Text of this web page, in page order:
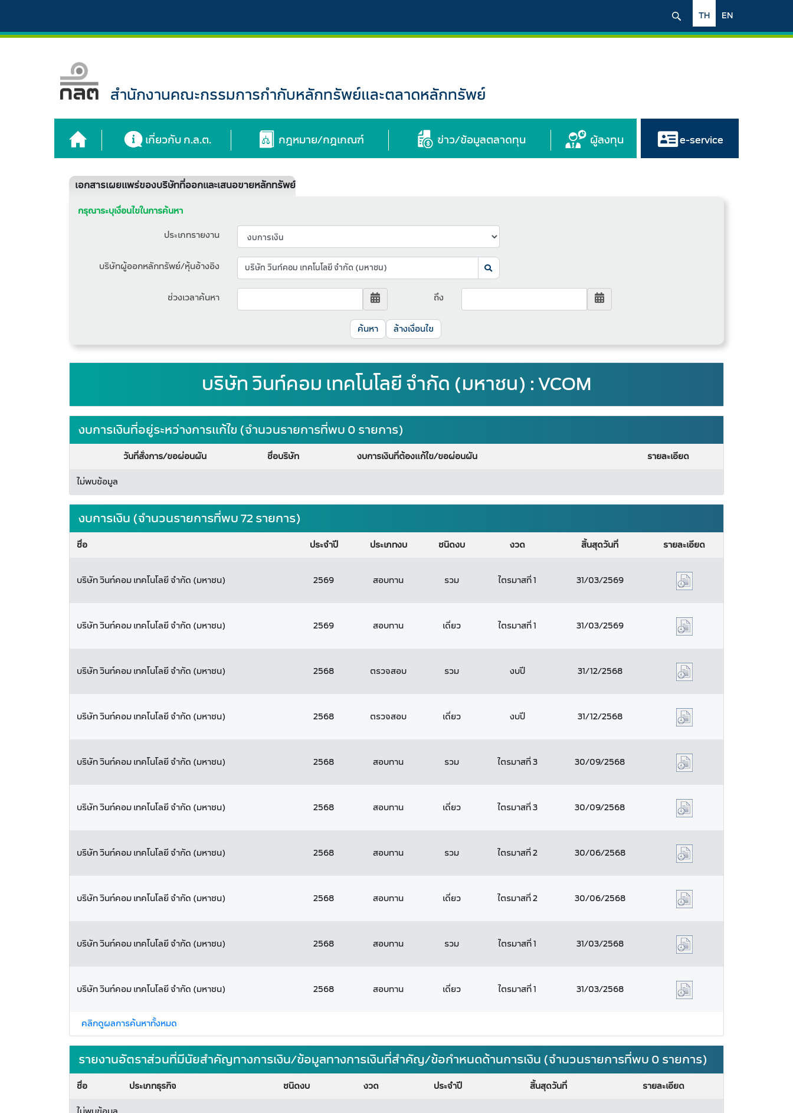
EN
TH
สำนักงานคณะกรรมการกำกับหลักทรัพย์และตลาดหลักทรัพย์
เกี่ยวกับ ก.ล.ต. กฎหมาย/กฎเกณฑ์ ข่าว/ข้อมูลตลาดทุน ผู้ลงทุน e-service
เอกสารเผยแพร่ของบริษัทที่ออกและเสนอขายหลักทรัพย์
กรุณาระบุเงื่อนไขในการค้นหา
ประเภทรายงาน
บริษัทผู้ออกหลักทรัพย์/หุ้นอ้างอิง
ช่วงเวลาค้นหา ถึง
ล้างเงื่อนไข
บริษัท วินท์คอม เทคโนโลยี จำกัด (มหาชน) : VCOM
งบการเงินที่อยู่ระหว่างการแก้ไข (จำนวนรายการที่พบ 0 รายการ)
วันที่สั่งการ/ขอผ่อนผัน ชื่อบริษัท งบการเงินที่ต้องแก้ไข/ขอผ่อนผัน
รายละเอียด
ไม่พบข้อมูล
งบการเงิน (จำนวนรายการที่พบ 72 รายการ)
ชื่อ ประจำปี ประเภทงบ ชนิดงบ งวด สิ้นสุดวันที่ รายละเอียด
บริษัท วินท์คอม เทคโนโลยี จำกัด (มหาชน) 2569 สอบทาน รวม ไตรมาสที่ 1 31/03/2569
บริษัท วินท์คอม เทคโนโลยี จำกัด (มหาชน) 2569 สอบทาน เดี่ยว ไตรมาสที่ 1 31/03/2569
บริษัท วินท์คอม เทคโนโลยี จำกัด (มหาชน) 2568 ตรวจสอบ รวม งบปี 31/12/2568
บริษัท วินท์คอม เทคโนโลยี จำกัด (มหาชน) 2568 ตรวจสอบ เดี่ยว งบปี 31/12/2568
บริษัท วินท์คอม เทคโนโลยี จำกัด (มหาชน) 2568 สอบทาน รวม ไตรมาสที่ 3 30/09/2568
บริษัท วินท์คอม เทคโนโลยี จำกัด (มหาชน) 2568 สอบทาน เดี่ยว ไตรมาสที่ 3 30/09/2568
บริษัท วินท์คอม เทคโนโลยี จำกัด (มหาชน) 2568 สอบทาน รวม ไตรมาสที่ 2 30/06/2568
บริษัท วินท์คอม เทคโนโลยี จำกัด (มหาชน) 2568 สอบทาน เดี่ยว ไตรมาสที่ 2 30/06/2568
บริษัท วินท์คอม เทคโนโลยี จำกัด (มหาชน) 2568 สอบทาน รวม ไตรมาสที่ 1 31/03/2568
บริษัท วินท์คอม เทคโนโลยี จำกัด (มหาชน) 2568 สอบทาน เดี่ยว ไตรมาสที่ 1 31/03/2568
คลิกดูผลการค้นหาทั้งหมด
รายงานอัตราส่วนที่มีนัยสำคัญทางการเงิน/ข้อมูลทางการเงินที่สำคัญ/ข้อกำหนดด้านการเงิน (จำนวนรายการที่พบ 0 รายการ)
ชื่อ ประเภทธุรกิจ ชนิดงบ งวด ประจำปี สิ้นสุดวันที่
รายละเอียด